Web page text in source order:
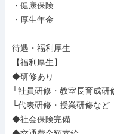
・健康保険
・厚生年金
待遇・福利厚生
【福利厚生】
◆研修あり
└社員研修・教室長育成研
└代表研修・授業研修など
◆社会保険完備